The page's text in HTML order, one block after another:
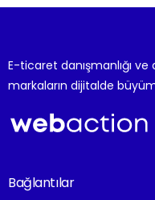
E-ticaret paketi
mutlaka
performansını
E-ticaret danışmanlığı
markaların dijitalde
Bağlantılar